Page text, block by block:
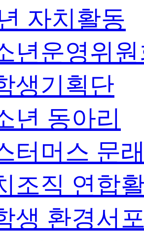
자치활동
년운영위
생기획단
년 동아리
터머스 문
조직 연합
생 환경서